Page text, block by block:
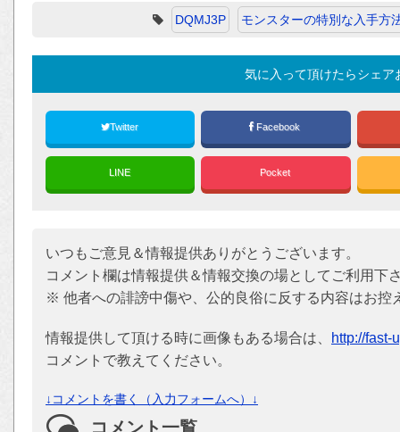
DQMJ3P モンスターの特別な入手方
気に入って頂けたらシェア
Twitter Facebook
LINE Pocket
いつもご意見＆情報提供ありがとうございます。
コメント欄は情報提供＆情報交換の場としてご利用下
※ 他者への誹謗中傷や、公的良俗に反する内容はお控
情報提供して頂ける時に画像もある場合は、
http://fast-
コメントで教えてください。
↓コメントを書く（入力フォームへ）↓
コメント一覧